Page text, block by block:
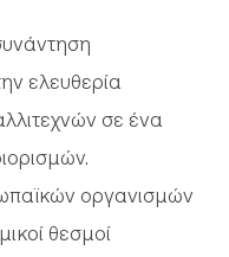
ελευθερία
σε ένα
οργανισμών
θεσμοί